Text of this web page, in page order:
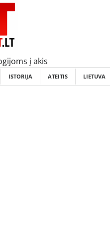
į akis
ISTORIJA ATEITIS LIETUVA